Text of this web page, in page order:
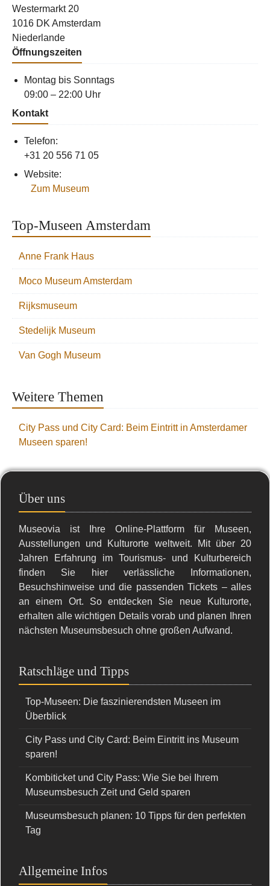
Westermarkt 20
1016 DK Amsterdam
Niederlande
Öffnungszeiten
Montag bis Sonntags
09:00 – 22:00 Uhr
Kontakt
Telefon:
+31 20 556 71 05
Website:
Zum Museum
Top-Museen Amsterdam
Anne Frank Haus
Moco Museum Amsterdam
Rijksmuseum
Stedelijk Museum
Van Gogh Museum
Weitere Themen
City Pass und City Card: Beim Eintritt in Amsterdamer
Museen sparen!
Über uns
Museovia ist Ihre Online-Plattform für Museen,
Ausstellungen und Kulturorte weltweit. Mit über 20
Jahren Erfahrung im Tourismus- und Kulturbereich
finden Sie hier verlässliche Informationen,
Besuchshinweise und die passenden Tickets – alles
an einem Ort. So entdecken Sie neue Kulturorte,
erhalten alle wichtigen Details vorab und planen Ihren
nächsten Museumsbesuch ohne großen Aufwand.
Ratschläge und Tipps
Top-Museen: Die faszinierendsten Museen im
Überblick
City Pass und City Card: Beim Eintritt ins Museum
sparen!
Kombiticket und City Pass: Wie Sie bei Ihrem
Museumsbesuch Zeit und Geld sparen
Museumsbesuch planen: 10 Tipps für den perfekten
Tag
Allgemeine Infos